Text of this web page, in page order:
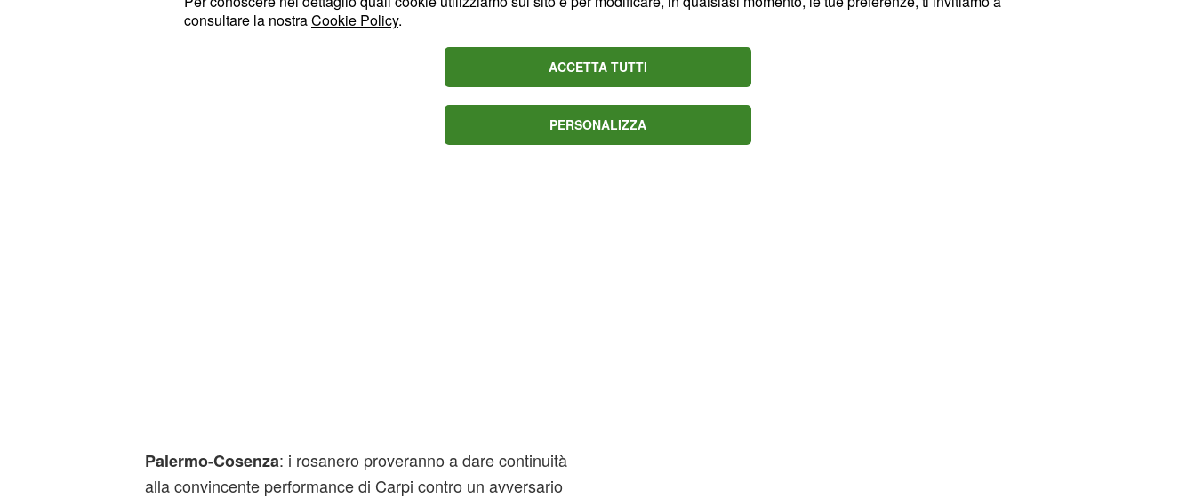
attraversando una fase di flessione culminata con il ko dello
Zini contro il Venezia. Gialloblu favoriti d’obbligo con l’1 che
oscilla tra l’1,92 di Intralot e l l’1,90 della Snai. Possibile
l’ipotesi ‘no gol’ (una delle due squadre non andrà a
Palermo-Cosenza: i rosanero proveranno a dare continuità
alla convincente performance di Carpi contro un avversario
consultare la nostraCookie Policy.
ACCETTA TUTTI
PERSONALIZZA